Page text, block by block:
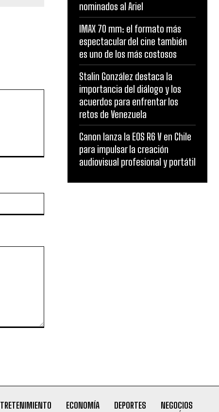
nominados al Ariel
IMAX 70 mm: el formato más
espectacular del cine también
es uno de los más costosos
Stalin González destaca la
importancia del diálogo y los
acuerdos para enfrentar los
retos de Venezuela
Canon lanza la EOS R6 V en Chile
para impulsar la creación
audiovisual profesional y portátil
ECONOMÍA DEPORTES
NEGOCIOS